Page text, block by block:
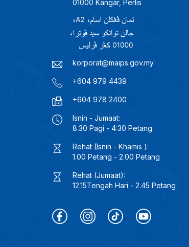
01000 Kangar, Perlis
korporat@maips.gov.my
+604 979 4439
+604 978 2400
Isnin - Jumaat:
8.30 Pagi - 4:30 Petang
Rehat (Isnin - Khamis ):
1.00 Petang - 2.00 Petang
Rehat (Jumaat):
12.15Tengah Hari - 2.45 Petang